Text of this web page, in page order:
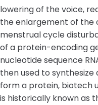
lowering of the voice,
the enlargement of the
menstrual cycle
of a protein-encoding
nucleotide sequence
then used to synthesize
form a protein, biotech
is historically known as